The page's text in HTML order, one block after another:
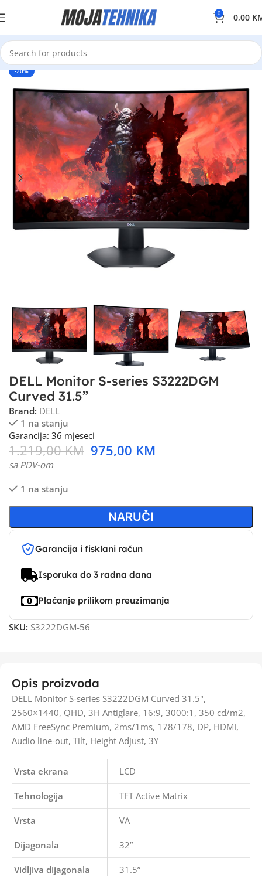
0 0,00
-20%
DELL Monitor S-series S3222DGM
Curved 31.5”
Brand: DELL
1 na stanju
Garancija: 36 mjeseci
1.219,00KM 975,00 KM
sa PDV-om
1 na stanju
NARUČI
Garancija i fisklani račun
Isporuka do 3 radna dana
Plaćanje prilikom preuzimanja
SKU: S3222DGM-56
Opis proizvoda
DELL Monitor S-series S3222DGM Curved 31.5",
2560×1440, QHD, 3H Antiglare, 16:9, 3000:1, 350 cd/m2,
AMD FreeSync Premium, 2ms/1ms, 178/178, DP, HDMI,
Audio line-out, Tilt, Height Adjust, 3Y
Vrsta ekrana LCD
Tehnologija TFT Active Matrix
Vrsta VA
Dijagonala 32”
Vidljiva dijagonala 31.5”